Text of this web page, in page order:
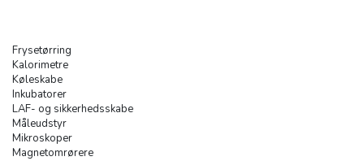
Frysetørring
Kalorimetre
Køleskabe
Inkubatorer
LAF- og sikkerhedsskabe
Måleudstyr
Mikroskoper
Magnetomrørere